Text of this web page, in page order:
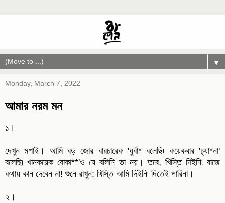
▼
Monday, March 7, 2022
আমার নরম মন
১।
দেখুন মশাই। আমি বড় জোর বারচারেক 'ধুর্বা* বলেছি৷ কয়েকবার 'ঢ্যা*না'
বলেছি৷ খানকয়েক বোকা**'ও যে বলিনি তা নয়। তবে, খিস্তি দিইনি৷ বাজে
কথায় কান দেবেন না! শুনে রাখুন; খিস্তি আমি দিইনি৷ দিতেই পারিনা।
২।